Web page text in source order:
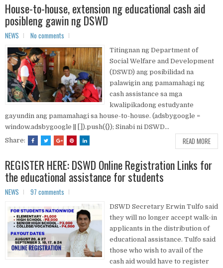
House-to-house, extension ng educational cash aid
posibleng gawin ng DSWD
NEWS No comments
Titingnan ng Department of
Social Welfare and Development
(DSWD) ang posibilidad na
palawigin ang pamamahagi ng
cash assistance sa mga
kwalipikadong estudyante
gayundin ang pamamahagi sa house-to-house. (adsbygoogle =
window.adsbygoogle || []).push({}); Sinabi ni DSWD...
Share:
READ MORE
REGISTER HERE: DSWD Online Registration Links for
the educational assistance for students
NEWS 97 comments
DSWD Secretary Erwin Tulfo said
they will no longer accept walk-in
applicants in the distribution of
educational assistance. Tulfo said
those who wish to avail of the
cash aid would have to register